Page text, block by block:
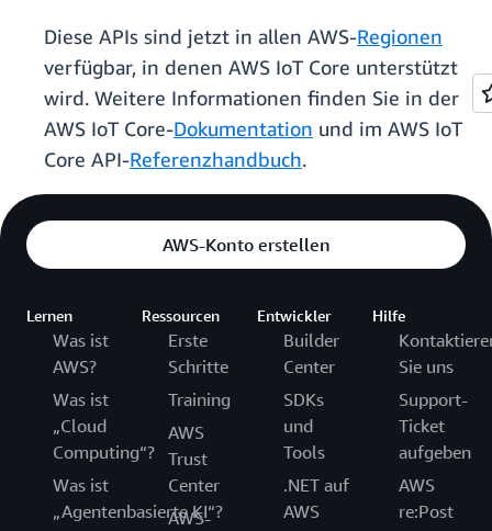
Diese APIs sind jetzt in allen AWS-Regionen
verfügbar, in denen AWS IoT Core unterstützt
wird. Weitere Informationen finden Sie in der
AWS IoT Core-Dokumentation und im AWS IoT
Core API-Referenzhandbuch.
AWS-Konto erstellen
Lernen
Was ist
AWS?
Was ist
„Cloud
Computing“?
Was ist
„Agentenbasierte KI“?
Ressourcen
Erste
Schritte
Training
AWS
Trust
Center
AWS-
Entwickler
Builder
Center
SDKs
und
Tools
.NET auf
AWS
Hilfe
Sie uns
Support-
Ticket
aufgeben
AWS
re:Post